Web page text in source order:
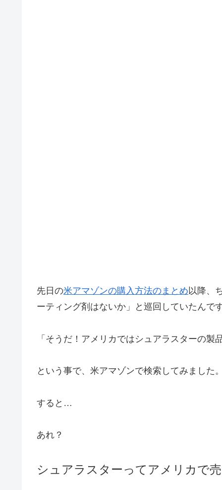
先日の米アマゾンの購入方法のまとめ 以降、
ーティング剤はないか」と巡回していたんで
「そうだ！アメリカではシュアラスターの製
という事で、米アマゾンで検索してみました。
すると…
あれ？
シュアラスターってアメリカで